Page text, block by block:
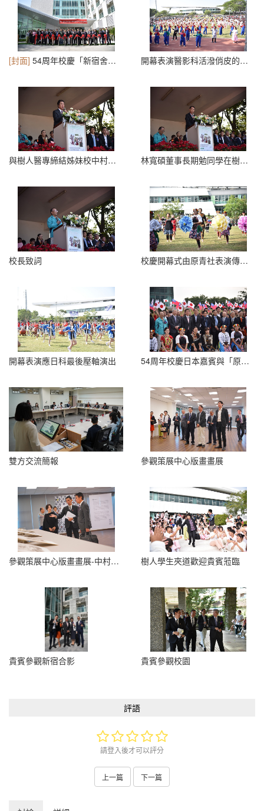
[封面] 54周年校慶「新宿舍落成典禮」-國內外嘉賓蒞臨剪綵 開幕表演醫影科活潑俏皮的演出
與樹人醫專締結姊妹校中村毅會長校慶致詞 林寬碩董事長期勉同學在樹人能快樂學習，創造無限可能。
校長致詞 校慶開幕式由原青社表演傳統「原住民迎賓舞」開場
開幕表演應日科最後壓軸演出 54周年校慶日本嘉賓與「原住民迎賓舞」樹人學生合影
雙方交流簡報 參觀策展中心版畫畫展
參觀策展中心版畫畫展-中村會長 樹人學生夾道歡迎貴賓蒞臨
貴賓參觀新宿合影 貴賓參觀校園
評語
請登入後才可以評分
上一篇 下一篇